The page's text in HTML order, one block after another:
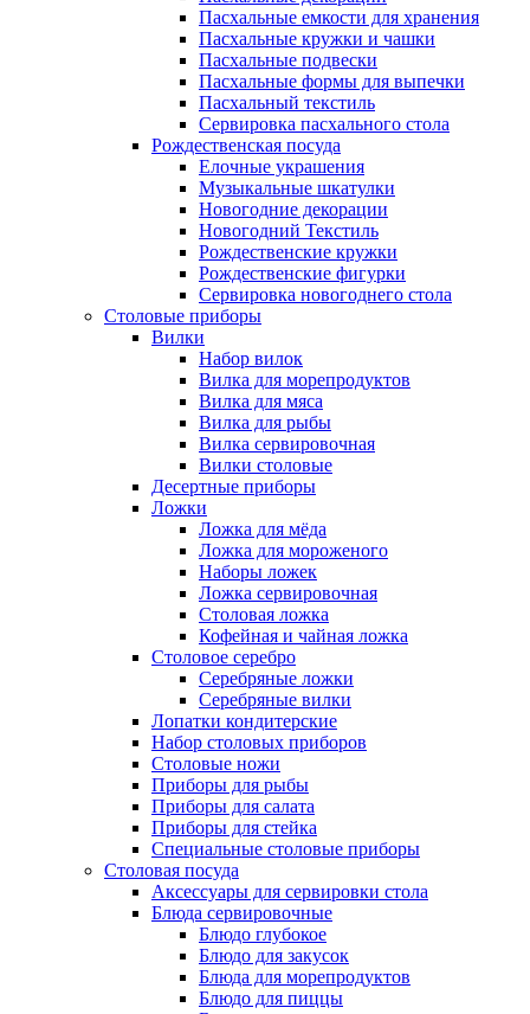
Пасхальные емкости для хранения
Пасхальные кружки и чашки
Пасхальные подвески
Пасхальные формы для выпечки
Пасхальный текстиль
Сервировка пасхального стола
Рождественская посуда
Елочные украшения
Музыкальные шкатулки
Новогодние декорации
Новогодний Текстиль
Рождественские кружки
Рождественские фигурки
Сервировка новогоднего стола
Столовые приборы
Вилки
Набор вилок
Вилка для морепродуктов
Вилка для мяса
Вилка для рыбы
Вилка сервировочная
Вилки столовые
Десертные приборы
Ложки
Ложка для мёда
Ложка для мороженого
Наборы ложек
Ложка сервировочная
Столовая ложка
Кофейная и чайная ложка
Столовое серебро
Серебряные ложки
Серебряные вилки
Лопатки кондитерские
Набор столовых приборов
Столовые ножи
Приборы для рыбы
Приборы для салата
Приборы для стейка
Специальные столовые приборы
Столовая посуда
Аксессуары для сервировки стола
Блюда сервировочные
Блюдо глубокое
Блюдо для закусок
Блюда для морепродуктов
Блюдо для пиццы